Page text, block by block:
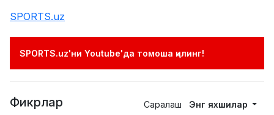
SPORTS.uz
SPORTS.uz'ни Youtube'да томоша қилинг!
Фикрлар Саралаш Энг яхшилар